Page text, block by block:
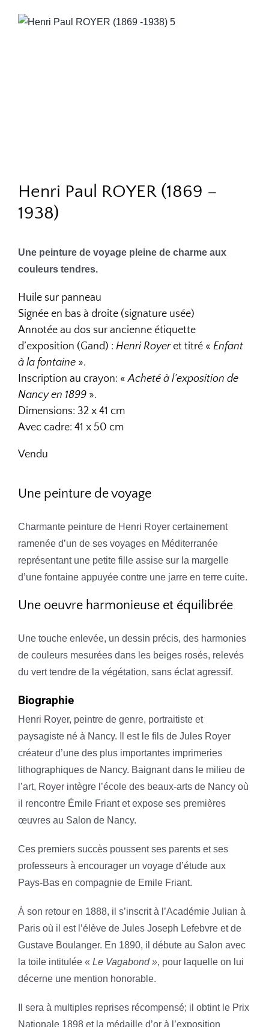
Henri Paul ROYER (1869 –
1938)
Une peinture de voyage pleine de charme aux
couleurs tendres.
Huile sur panneau
Signée en bas à droite (signature usée)
Annotée au dos sur ancienne étiquette
d’exposition (Gand) : Henri Royeret titré « Enfant
à la fontaine».
Inscription au crayon: «Acheté à l’exposition de
Nancy en 1899».
Dimensions: 32 x 41 cm
Avec cadre: 41 x 50 cm
Vendu
Une peinture de voyage
Charmante peinture de Henri Royer certainement
ramenée d’un de ses voyages en Méditerranée
représentant une petite fille assise sur la margelle
d’une fontaine appuyée contre une jarre en terre cuite.
Une oeuvre harmonieuse et équilibrée
Une touche enlevée, un dessin précis, des harmonies
de couleurs mesurées dans les beiges rosés, relevés
du vert tendre de la végétation, sans éclat agressif.
Biographie
Henri Royer, peintre de genre, portraitiste et
paysagiste né à Nancy. Il est le fils de Jules Royer
créateur d’une des plus importantes imprimeries
lithographiques de Nancy. Baignant dans le milieu de
l’art, Royer intègre l’école des beaux-arts de Nancy où
il rencontre Émile Friant et expose ses premières
œuvres au Salon de Nancy.
Ces premiers succès poussent ses parents et ses
professeurs à encourager un voyage d’étude aux
Pays-Bas en compagnie de Emile Friant.
À son retour en 1888, il s’inscrit à l’Académie Julian à
Paris où il est l’élève de Jules Joseph Lefebvre et de
Gustave Boulanger. En 1890, il débute au Salon avec
la toile intitulée « Le Vagabond », pour laquelle on lui
décerne une mention honorable.
Il sera à multiples reprises récompensé; il obtint le Prix
Nationale 1898 et la médaille d’or à l’exposition